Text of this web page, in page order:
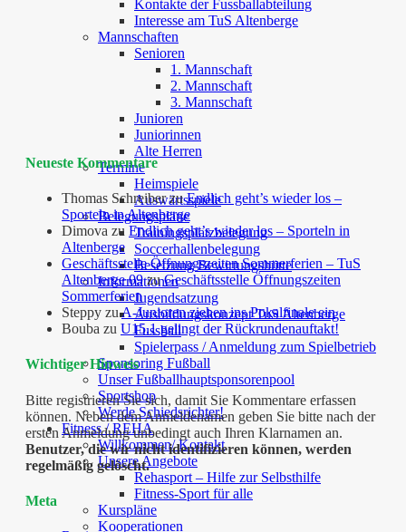
Kontakte der Fussballabteilung
Interesse am TuS Altenberge
Mannschaften
Senioren
1. Mannschaft
2. Mannschaft
3. Mannschaft
Junioren
Juniorinnen
Alte Herren
Termine
Heimspiele
Auswärtsspiele
Belegungspläne
Trainingsplatzbelegung
Soccerhallenbelegung
Besetzung Bewirtungshütte
Informationen
Jugendsatzung
Ausbildungskonzept TuS Altenberge
Fussball
Spielerpass / Anmeldung zum Spielbetrieb
Sponsoring Fußball
Unser Fußballhauptsponsorenpool
Sportshop
Werde Schiedsrichter!
Fitness / REHA
Willkommen/ Kontakt
Unsere Angebote
Rehasport – Hilfe zur Selbsthilfe
Fitness-Sport für alle
Kurspläne
Kooperationen
Neueste Kommentare
Thomas SchreiberzuEndlich geht’s wieder los –
Sporteln in Altenberge
Dimova zu Endlich geht’s wieder los – Sporteln in
Altenberge
Geschäftsstelle Öffnungszeiten Sommerferien – TuS
Altenberge 09zuGeschäftsstelle Öffnungszeiten
Sommerferien
Steppy zuA-Junioren ziehen ins Pokalfinale ein
Bouba zu U15.1 gelingt der Rückrundenauftakt!
Wichtiger Hinweis
Bitte registrieren Sie sich, damit Sie Kommentare erfassen
können. Neben dem Anmeldenamen geben Sie bitte nach der
ersten Anmeldung unbedingt auch Ihren Klarnamen an.
Benutzer, die wir nicht identifizieren können, werden
regelmäßig gelöscht.
Meta